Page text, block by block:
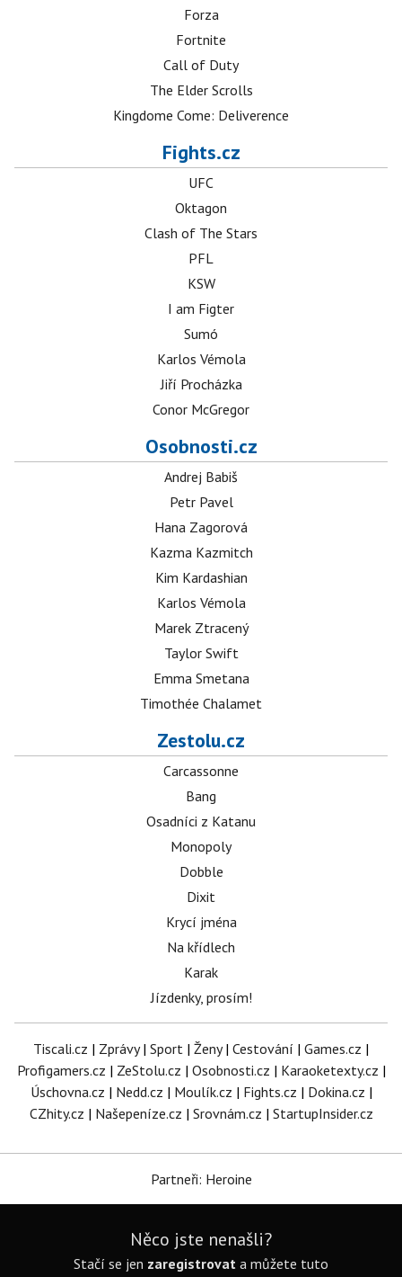
Forza
Fortnite
Call of Duty
The Elder Scrolls
Kingdome Come: Deliverence
Fights.cz
UFC
Oktagon
Clash of The Stars
PFL
KSW
I am Figter
Sumó
Karlos Vémola
Jiří Procházka
Conor McGregor
Osobnosti.cz
Andrej Babiš
Petr Pavel
Hana Zagorová
Kazma Kazmitch
Kim Kardashian
Karlos Vémola
Marek Ztracený
Taylor Swift
Emma Smetana
Timothée Chalamet
Zestolu.cz
Carcassonne
Bang
Osadníci z Katanu
Monopoly
Dobble
Dixit
Krycí jména
Na křídlech
Karak
Jízdenky, prosím!
Tiscali.cz | Zprávy| Sport | Ženy| Cestování | Games.cz |
Profigamers.cz | ZeStolu.cz | Osobnosti.cz | Karaoketexty.cz |
Úschovna.cz | Nedd.cz | Moulík.cz | Fights.cz | Dokina.cz |
CZhity.cz | Našepeníze.cz | Srovnám.cz | StartupInsider.cz
Partneři: Heroine
Něco jste nenašli?
Stačí se jen zaregistrovat a můžete tuto